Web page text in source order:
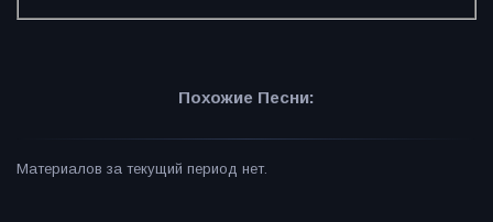
Похожие Песни:
Материалов за текущий период нет.